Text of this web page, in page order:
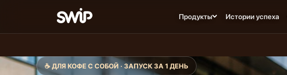
Продукты Истории успеха
☕ ДЛЯ КОФЕ С СОБОЙ · ЗАПУСК ЗА 1 ДЕНЬ